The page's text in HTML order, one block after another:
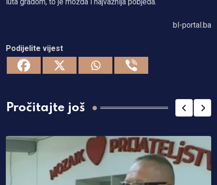
bl-portal.ba
Podijelite vijest
Pročitajte još